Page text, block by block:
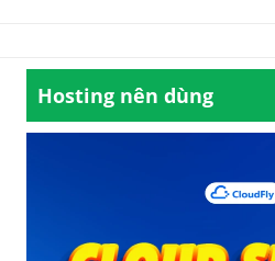
Hosting nên dùng